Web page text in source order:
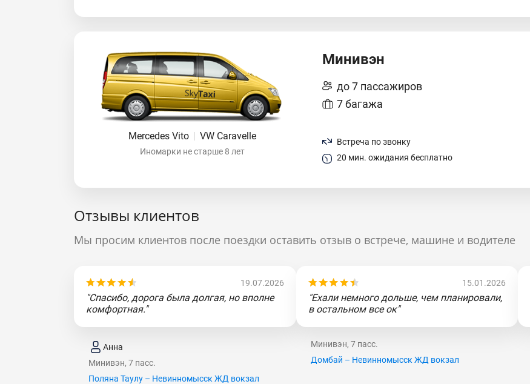
Mercedes Vito | VW Caravelle
Иномарки не старше 8 лет
Минивэн
до 7 пассажиров
7 багажа
Встреча по звонку
20 мин. ожидания бесплатно
Отзывы клиентов
Мы просим клиентов после поездки оставить отзыв о встрече, машине и водителе
19.07.2026
"Спасибо, дорога была долгая, но вполне
комфортная."
Анна
Минивэн, 7 пасс.
Поляна Таулу – Невинномысск ЖД вокзал
15.01.2026
"Ехали немного дольше, чем планировали,
в остальном все ок"
Минивэн, 7 пасс.
Домбай – Невинномысск ЖД вокзал